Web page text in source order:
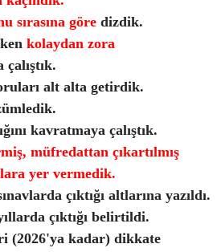
sırasına göre dizdik.
kolaydan zora
çalıştık.
alt alta getirdik.
kavratmaya çalıştık.
müfredattan çıkartılmış
yer vermedik.
çıktığı altlarına yazıldı.
çıktığı belirtildi.
(2026'ya kadar) dikkate